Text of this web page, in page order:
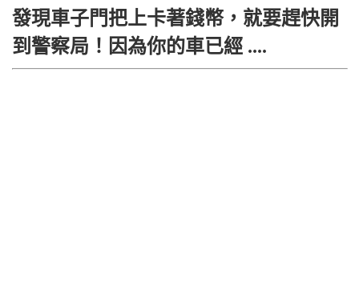
發現車子門把上卡著錢幣，就要趕快開
到警察局！因為你的車已經 ....